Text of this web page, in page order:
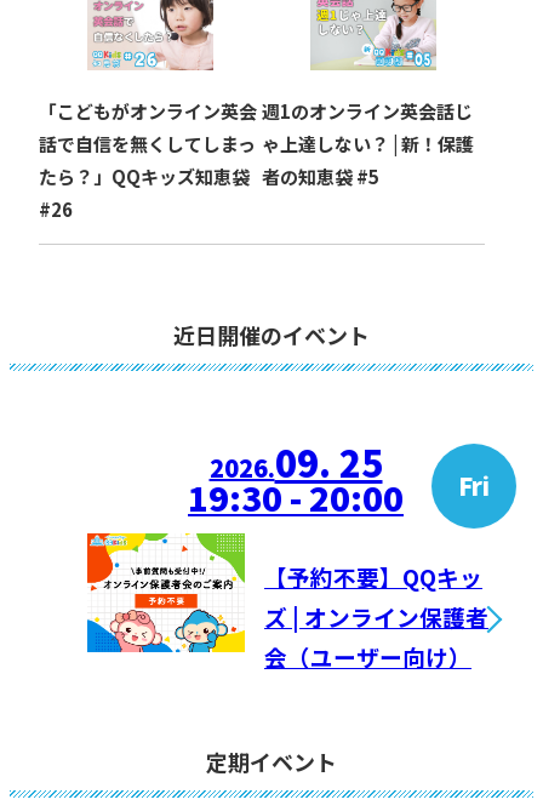
「こどもがオンライン英会
話で自信を無くしてしまっ
たら？」QQキッズ知恵袋
#26
週1のオンライン英会話じ
ゃ上達しない？ | 新！保護
者の知恵袋 #5
近日開催のイベント
2026.09. 25 Fri
19:30 - 20:00
【予約不要】QQキッ
ズ | オンライン保護者
会（ユーザー向け）
定期イベント